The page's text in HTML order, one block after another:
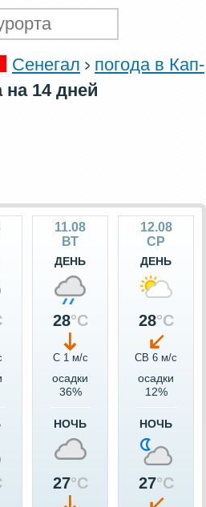
Сенегал
погода в Кап-
на 14 дней
11.08
ВТ
ДЕНЬ
28°C
С 1 м/c
осадки
36%
НОЧЬ
27°C
12.08
СР
ДЕНЬ
28°C
СВ 6 м/c
осадки
12%
НОЧЬ
27°C